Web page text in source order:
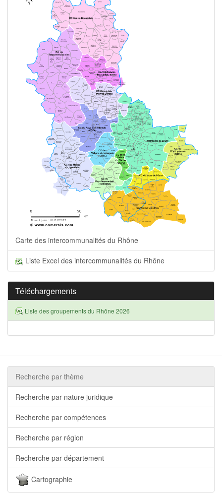
Carte des intercommunalités du Rhône
Liste Excel des intercommunalités du Rhône
Téléchargements
Liste des groupements du Rhône 2026
Recherche par thème
Recherche par nature juridique
Recherche par compétences
Recherche par région
Recherche par département
Cartographie